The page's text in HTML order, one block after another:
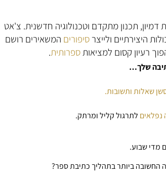
תכנון מתקדם וטכנולוגיה חדשנית. צ'אט
סיפורים המשאירים רושם
רעיון קסום למציאותספרותית.
שלך…
לתרגול קליל ומרתק.
מדי שבוע.
החשובה ביותר בתהליך כתיבת ספר?